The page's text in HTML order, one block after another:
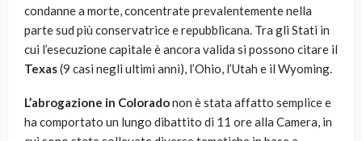
condanne a morte, concentrate prevalentemente nella
parte sud più conservatrice e repubblicana. Tra gli Stati in
cui l’esecuzione capitale è ancora valida si possono citare il
Texas(9 casi negli ultimi anni), l’Ohio, l’Utah e il Wyoming.
L’abrogazione in Coloradonon è stata affatto semplice e
ha comportato un lungo dibattito di 11 ore alla Camera, in